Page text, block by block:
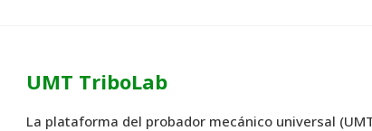
UMT TriboLab
La plataforma del probador mecánico universal